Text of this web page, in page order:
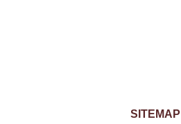
SITEMAP